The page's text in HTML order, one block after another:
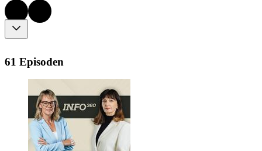
61 Episoden